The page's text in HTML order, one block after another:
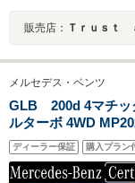
販売店： Ｔｒｕｓｔ
メルセデス・ベンツ
GLB 200d 4マチッ
ルターボ 4WD
ッケージ パノラミ
ヒーター パワーバ
古車2年付
ディーラー保証 購入プラン